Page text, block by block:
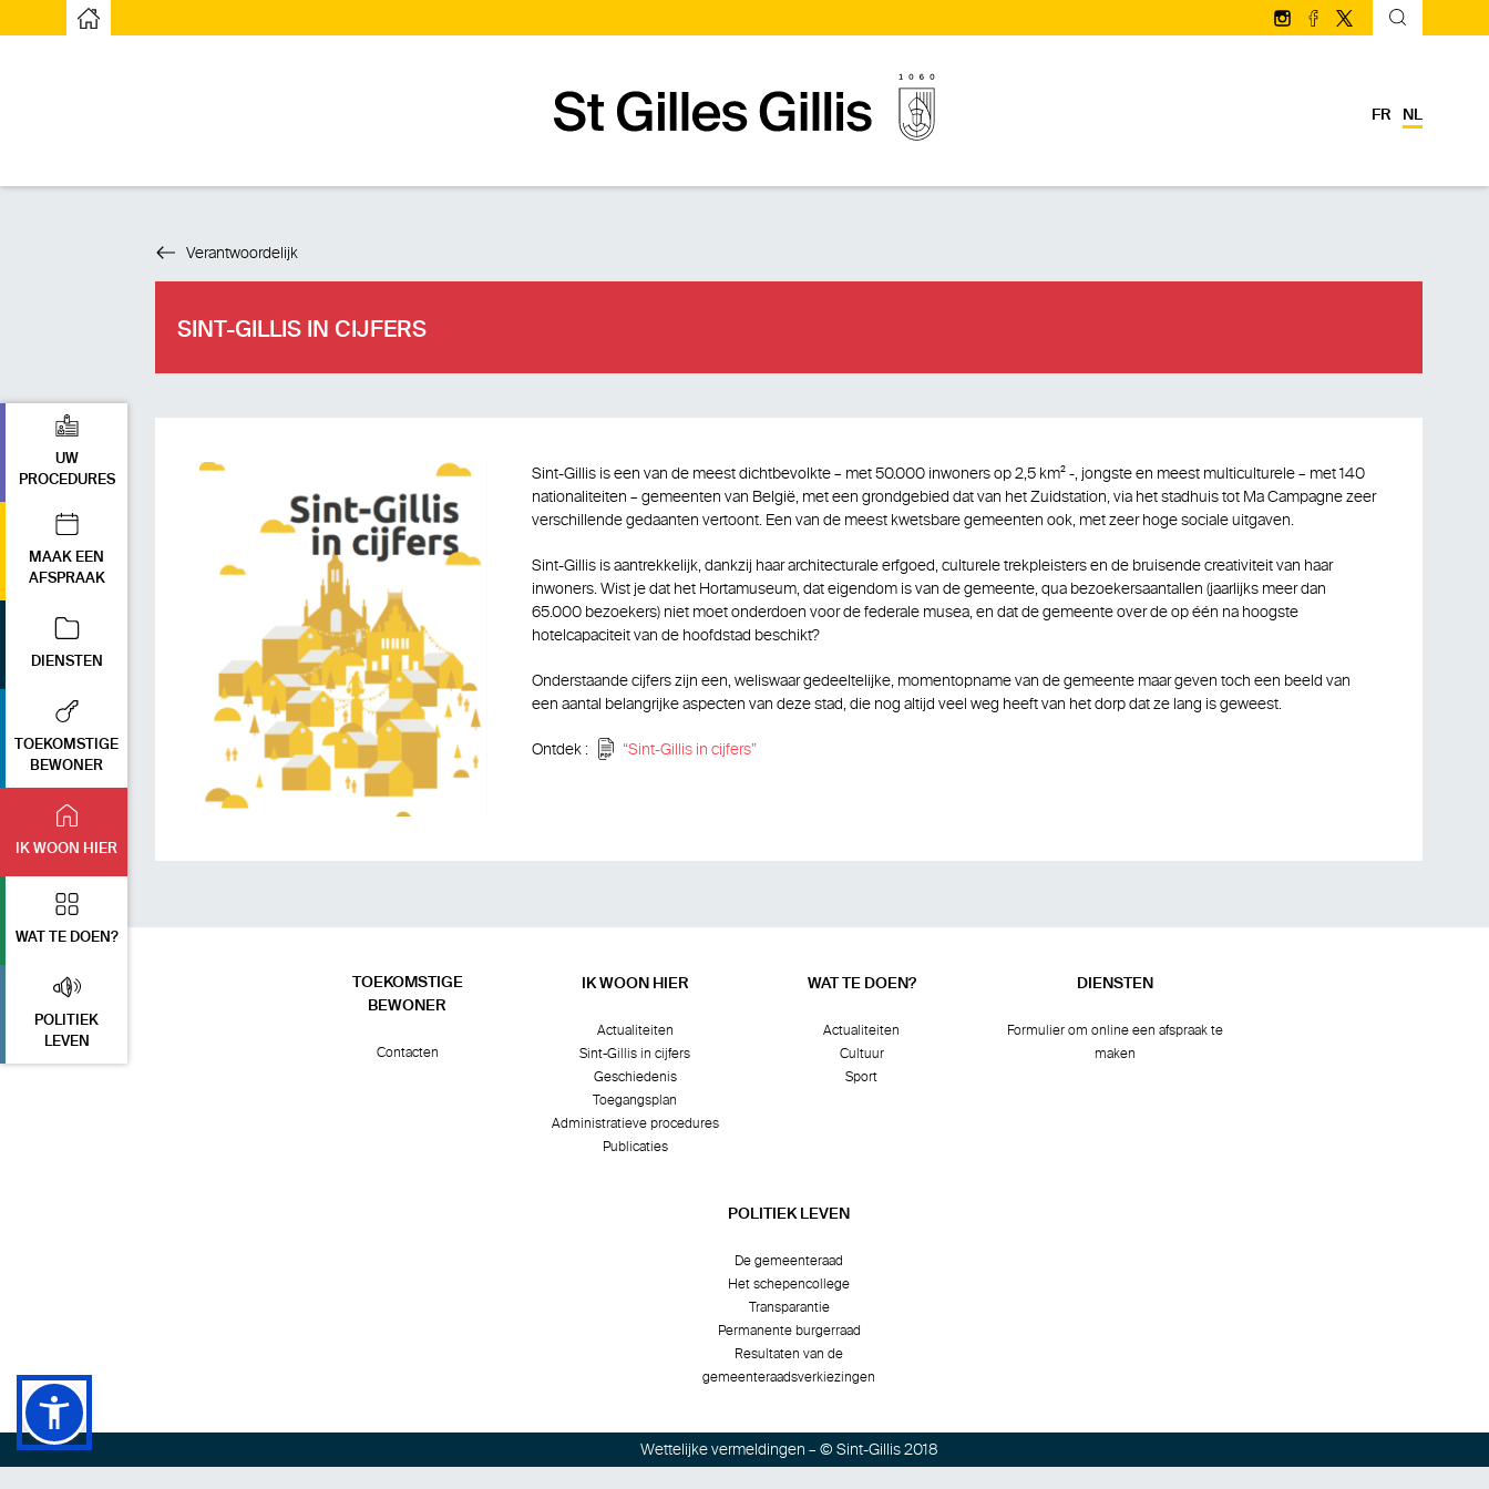
Startpagina Volg ons op Instagram
Volg ons op facebook
Volg ons op Twitter/
FR NL
UW
PROCEDURES
MAAK EEN
AFSPRAAK
DIENSTEN
TOEKOMSTIGE
BEWONER
IK WOON HIER
WAT TE DOEN?
POLITIEK
LEVEN
Verantwoordelijk
SINT-GILLIS IN CIJFERS
Sint-Gillis is een van de meest dichtbevolkte – met 50.000 inwoners op 2,5 km² -, jongste en meest multiculturele – met 140
nationaliteiten – gemeenten van België, met een grondgebied dat van het Zuidstation, via het stadhuis tot Ma Campagne zeer
verschillende gedaanten vertoont. Een van de meest kwetsbare gemeenten ook, met zeer hoge sociale uitgaven.
Sint-Gillis is aantrekkelijk, dankzij haar architecturale erfgoed, culturele trekpleisters en de bruisende creativiteit van haar
inwoners. Wist je dat het Hortamuseum, dat eigendom is van de gemeente, qua bezoekersaantallen (jaarlijks meer dan
65.000 bezoekers) niet moet onderdoen voor de federale musea, en dat de gemeente over de op één na hoogste
hotelcapaciteit van de hoofdstad beschikt?
Onderstaande cijfers zijn een, weliswaar gedeeltelijke, momentopname van de gemeente maar geven toch een beeld van
een aantal belangrijke aspecten van deze stad, die nog altijd veel weg heeft van het dorp dat ze lang is geweest.
Ontdek : “Sint-Gillis in cijfers”
TOEKOMSTIGE
BEWONER
Contacten
IK WOON HIER
Actualiteiten
Sint-Gillis in cijfers
Geschiedenis
Toegangsplan
Administratieve procedures
Publicaties
WAT TE DOEN?
Actualiteiten
Cultuur
Sport
DIENSTEN
Formulier om online een afspraak te
maken
POLITIEK LEVEN
De gemeenteraad
Het schepencollege
Transparantie
Permanente burgerraad
Resultaten van de
gemeenteraadsverkiezingen
Wettelijke vermeldingen – © Sint-Gillis 2018